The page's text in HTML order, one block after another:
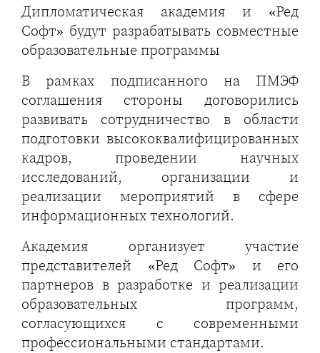
Дипломатическая академия и «Ред
Софт» будут разрабатывать совместные
образовательные программы
В рамках подписанного на ПМЭФ
соглашения стороны договорились
развивать сотрудничество в области
подготовки высококвалифицированных
кадров, проведении научных
исследований, организации и
реализации мероприятий в сфере
информационных технологий.
Академия организует участие
представителей «Ред Софт» и его
партнеров в разработке и реализации
образовательных программ,
согласующихся с современными
профессиональными стандартами.